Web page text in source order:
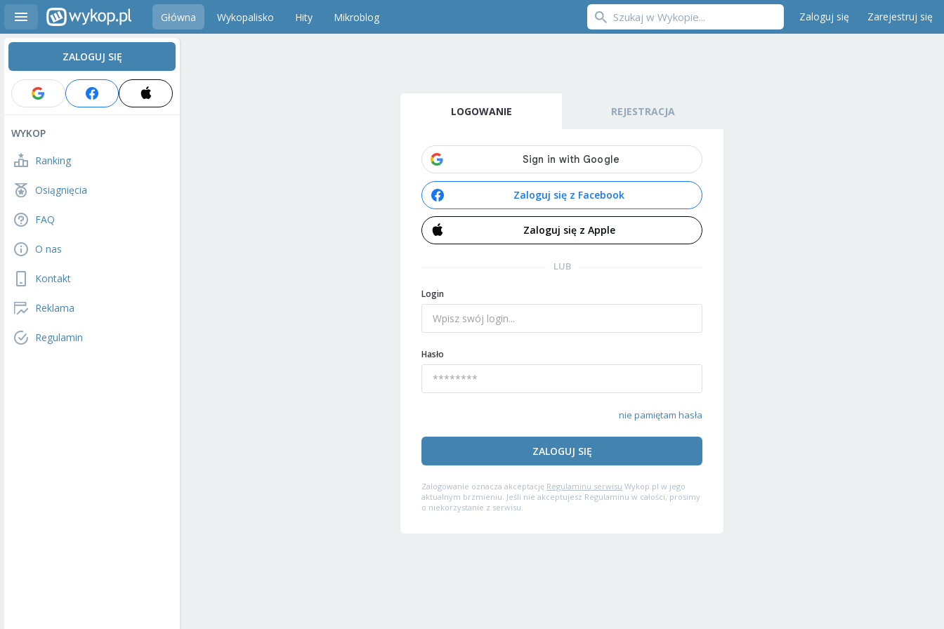
Główna Wykopalisko Hity Mikroblog Zaloguj się Zarejestruj się
ZALOGUJ SIĘ
WYKOP
Ranking
Osiągnięcia
FAQ
O nas
Kontakt
Reklama
Regulamin
LOGOWANIE REJESTRACJA
Zaloguj się z Facebook
Zaloguj się z Apple
LUB
Login
Hasło
nie pamiętam hasła
ZALOGUJ SIĘ
Zalogowanie oznacza akceptację Regulaminu serwisu Wykop.pl w jego
aktualnym brzmieniu. Jeśli nie akceptujesz Regulaminu w całości, prosimy
o niekorzystanie z serwisu.